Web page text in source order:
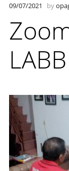
09/07/2021 by
LABB